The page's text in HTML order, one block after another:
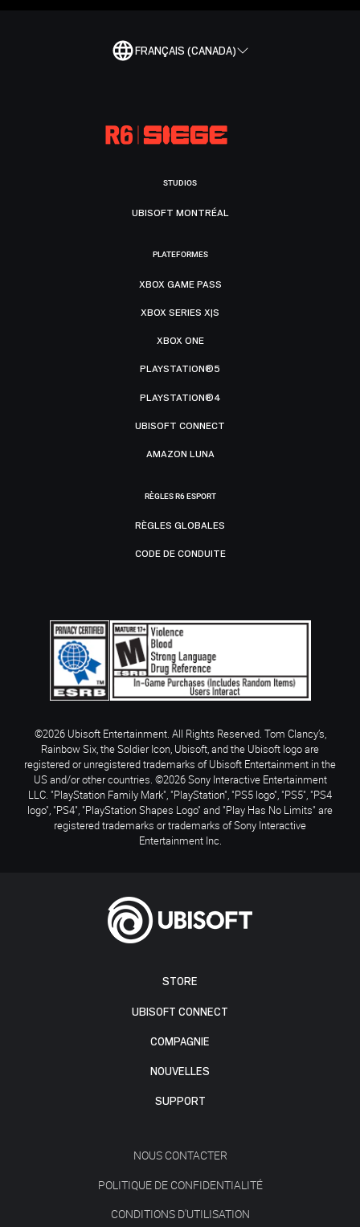
FRANÇAIS (CANADA)
STORE
UBISOFT CONNECT
COMPAGNIE
NOUVELLES
SUPPORT
NOUS CONTACTER
POLITIQUE DE CONFIDENTIALITÉ
CONDITIONS D'UTILISATION
STUDIOS
UBISOFT MONTRÉAL
PLATEFORMES
XBOX GAME PASS
XBOX SERIES X|S
XBOX ONE
PLAYSTATION®5
PLAYSTATION®4
UBISOFT CONNECT
AMAZON LUNA
RÈGLES R6 ESPORT
RÈGLES GLOBALES
CODE DE CONDUITE
©2026 Ubisoft Entertainment. All Rights Reserved. Tom Clancy’s,
Rainbow Six, the Soldier Icon, Ubisoft, and the Ubisoft logo are
registered or unregistered trademarks of Ubisoft Entertainment in the
US and/or other countries. ©2026 Sony Interactive Entertainment
LLC. "PlayStation Family Mark", "PlayStation", "PS5 logo", "PS5", "PS4
logo", "PS4", "PlayStation Shapes Logo" and "Play Has No Limits" are
registered trademarks or trademarks of Sony Interactive
Entertainment Inc.